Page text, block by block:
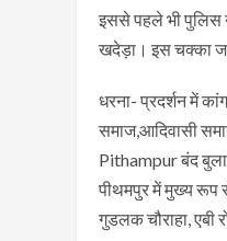
इससे पहले भी पुलिस
खदेड़ा। इस चक्का
धरना- प्रदर्शन में
समाज,आदिवासी
Pithampur बंद
पीथमपुर में मुख्य रूप से
गुडलक चौराहा, एबी